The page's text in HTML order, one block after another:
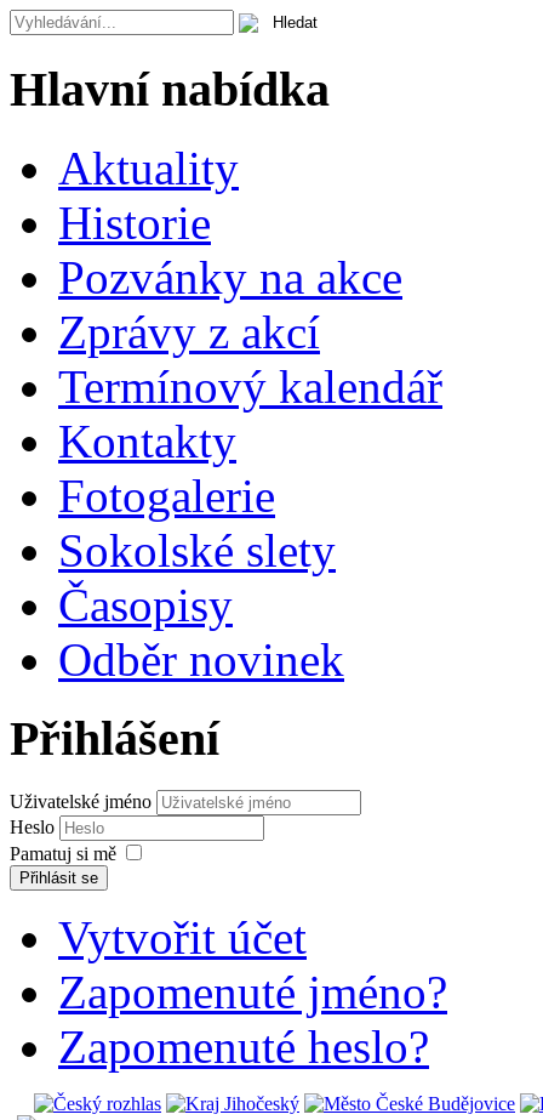
Hlavní nabídka
Aktuality
Historie
Pozvánky na akce
Zprávy z akcí
Termínový kalendář
Kontakty
Fotogalerie
Sokolské slety
Časopisy
Odběr novinek
Přihlášení
Uživatelské jméno
Heslo
Pamatuj si mě
Přihlásit se
Vytvořit účet
Zapomenuté jméno?
Zapomenuté heslo?